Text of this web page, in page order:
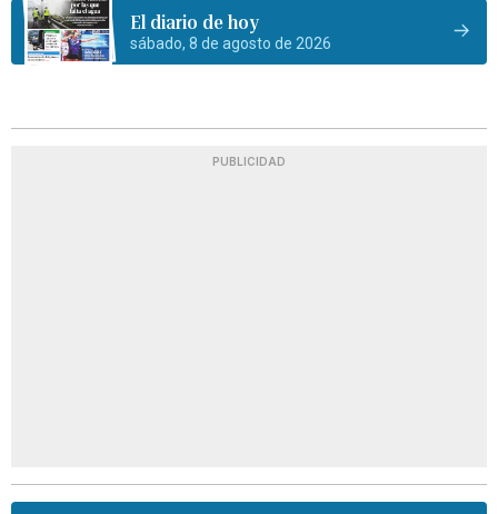
El diario de hoy
sábado, 8 de agosto de 2026
PUBLICIDAD